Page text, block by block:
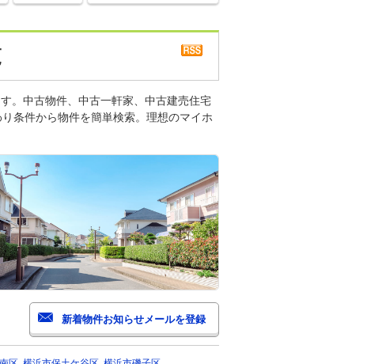
。中古物件、中古一軒家、中古建売住宅
条件から物件を簡単検索。理想のマイホ